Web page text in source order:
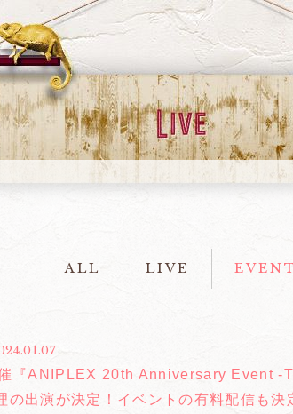
ALL LIVE EVENT
『ANIPLEX 20th Anniversary Event -
の出演が決定！イベントの有料配信も決